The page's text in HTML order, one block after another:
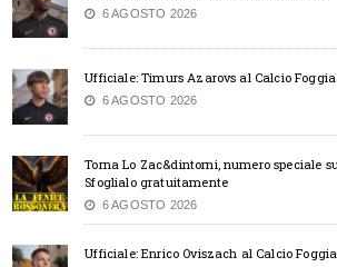
6 AGOSTO 2026
Ufficiale: Timurs Azarovs al Calcio Foggia
6 AGOSTO 2026
Torna Lo Zac&dintorni, numero speciale
Sfoglialo gratuitamente
6 AGOSTO 2026
Ufficiale: Enrico Oviszach al Calcio Foggia